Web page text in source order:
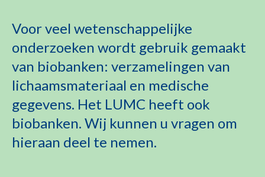
Voor veel wetenschappelijke
onderzoeken wordt gebruik gemaakt
van biobanken: verzamelingen van
lichaamsmateriaal en medische
gegevens. Het LUMC heeft ook
biobanken. Wij kunnen u vragen om
hieraan deel te nemen.